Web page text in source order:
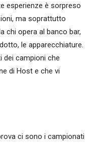
esperienze è sorpreso
ma soprattutto
chi opera al banco bar,
le apparecchiature.
dei campioni che
di Host e che vi
ci sono i campionati